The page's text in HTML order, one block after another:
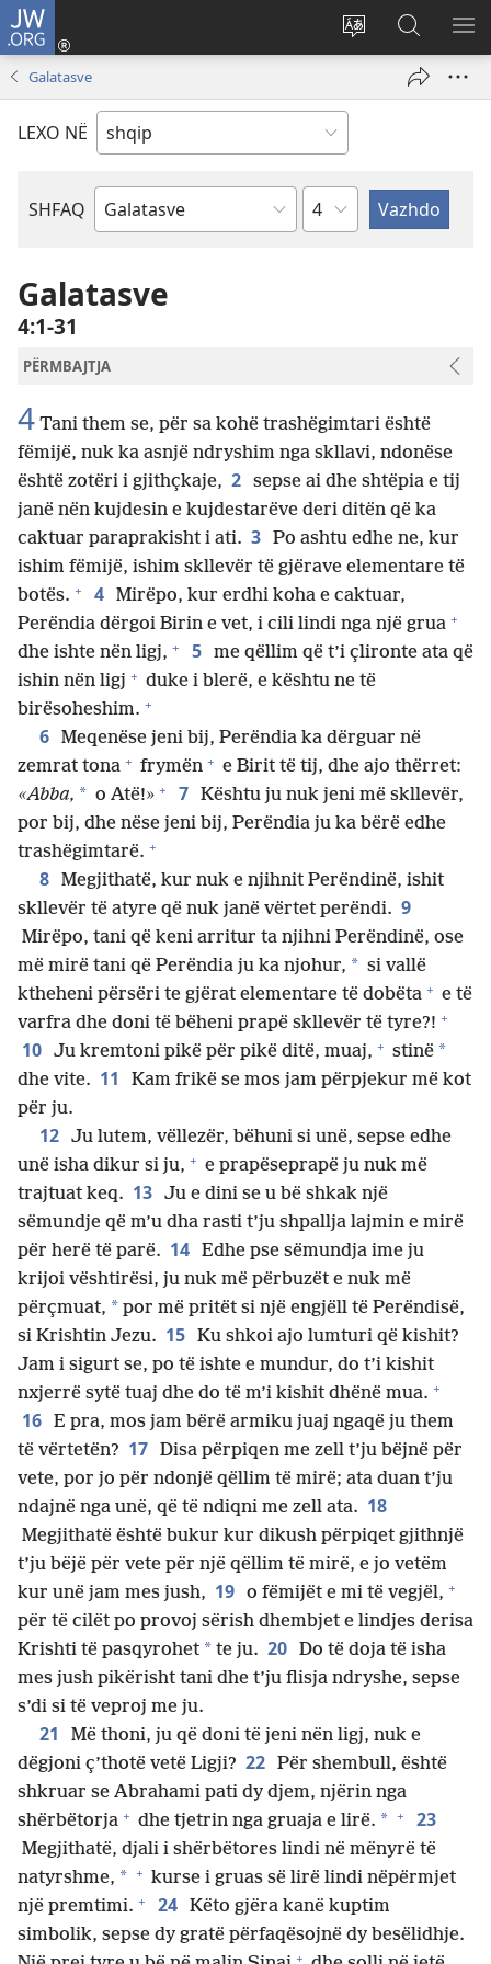
JW.ORG
Ndrysho
Hyr
me
dritare
Kërko
në
JW.ORG
Galatasve
LEXO NË
SHFAQ
Librit
Kapitullit
Galatasve
4:1-31
PËRMBAJTJA
4 Tani them se, për sa kohë trashëgimtari është
fëmijë, nuk ka asnjë ndryshim nga skllavi, ndonëse
është zotëri i gjithçkaje, 2 sepse ai dhe shtëpia e tij
janë nën kujdesin e kujdestarëve deri ditën që ka
caktuar paraprakisht i ati. 3 Po ashtu edhe ne, kur
ishim fëmijë, ishim skllevër të gjërave elementare të
botës. + 4 Mirëpo, kur erdhi koha e caktuar,
Perëndia dërgoi Birin e vet, i cili lindi nga një grua +
dhe ishte nën ligj, + 5 me qëllim që t’i çlironte ata që
ishin nën ligj + duke i blerë, e kështu ne të
birësoheshim. +
6 Meqenëse jeni bij, Perëndia ka dërguar në
zemrat tona + frymën + e Birit të tij, dhe ajo thërret:
«Abba, * o Atë!» + 7 Kështu ju nuk jeni më skllevër,
por bij, dhe nëse jeni bij, Perëndia ju ka bërë edhe
trashëgimtarë. +
8 Megjithatë, kur nuk e njihnit Perëndinë, ishit
skllevër të atyre që nuk janë vërtet perëndi. 9
Mirëpo, tani që keni arritur ta njihni Perëndinë, ose
më mirë tani që Perëndia ju ka njohur, * si vallë
ktheheni përsëri te gjërat elementare të dobëta + e të
varfra dhe doni të bëheni prapë skllevër të tyre?! +
10 Ju kremtoni pikë për pikë ditë, muaj, + stinë *
dhe vite. 11
Kam frikë se mos jam përpjekur më kot
për ju.
12 Ju lutem, vëllezër, bëhuni si unë, sepse edhe
unë isha dikur si ju, + e prapëseprapë ju nuk më
trajtuat keq. 13 Ju e dini se u bë shkak një
sëmundje që m’u dha rasti t’ju shpallja lajmin e mirë
për herë të parë. 14 Edhe pse sëmundja ime ju
krijoi vështirësi, ju nuk më përbuzët e nuk më
përçmuat, * por më pritët si një engjëll të Perëndisë,
si Krishtin Jezu. 15 Ku shkoi ajo lumturi që kishit?
Jam i sigurt se, po të ishte e mundur, do t’i kishit
nxjerrë sytë tuaj dhe do të m’i kishit dhënë mua. +
16 E pra, mos jam bërë armiku juaj ngaqë ju them
të vërtetën? 17 Disa përpiqen me zell t’ju bëjnë për
vete, por jo për ndonjë qëllim të mirë; ata duan t’ju
ndajnë nga unë, që të ndiqni me zell ata. 18
Megjithatë është bukur kur dikush përpiqet gjithnjë
t’ju bëjë për vete për një qëllim të mirë, e jo vetëm
kur unë jam mes jush, 19 o fëmijët e mi të vegjël, +
për të cilët po provoj sërish dhembjet e lindjes derisa
Krishti të pasqyrohet * te ju. 20 Do të doja të isha
mes jush pikërisht tani dhe t’ju flisja ndryshe, sepse
s’di si të veproj me ju.
21
Më thoni, ju që doni të jeni nën ligj, nuk e
dëgjoni ç’thotë vetë Ligji? 22 Për shembull, është
shkruar se Abrahami pati dy djem, njërin nga
shërbëtorja + dhe tjetrin nga gruaja e lirë. * + 23
Megjithatë, djali i shërbëtores lindi në mënyrë të
natyrshme, * + kurse i gruas së lirë lindi nëpërmjet
një premtimi. + 24 Këto gjëra kanë kuptim
simbolik, sepse dy gratë përfaqësojnë dy besëlidhje.
+